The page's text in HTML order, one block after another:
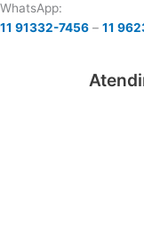
WhatsApp:
11 91332-7456 – 11